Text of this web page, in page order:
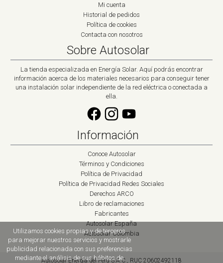
Mi cuenta
Historial de pedidos
Política de cookies
Contacta con nosotros
Sobre Autosolar
La tienda especializada en Energía Solar. Aquí podrás encontrar
información acerca de los materiales necesarios para conseguir tener
una instalación solar independiente de la red eléctrica o conectada a
ella.
Información
Conoce Autosolar
Términos y Condiciones
Política de Privacidad
Política de Privacidad Redes Sociales
Derechos ARCO
Libro de reclamaciones
Fabricantes
Autosolar España
Autosolar Colombia
Autosolar Energía del Perú S.A.C., RUC 20602492118
Utilizamos cookies propias y de terceros
para mejorar nuestros servicios y mostrarle
publicidad relacionada con sus preferencias
mediante el análisis de sus hábitos de